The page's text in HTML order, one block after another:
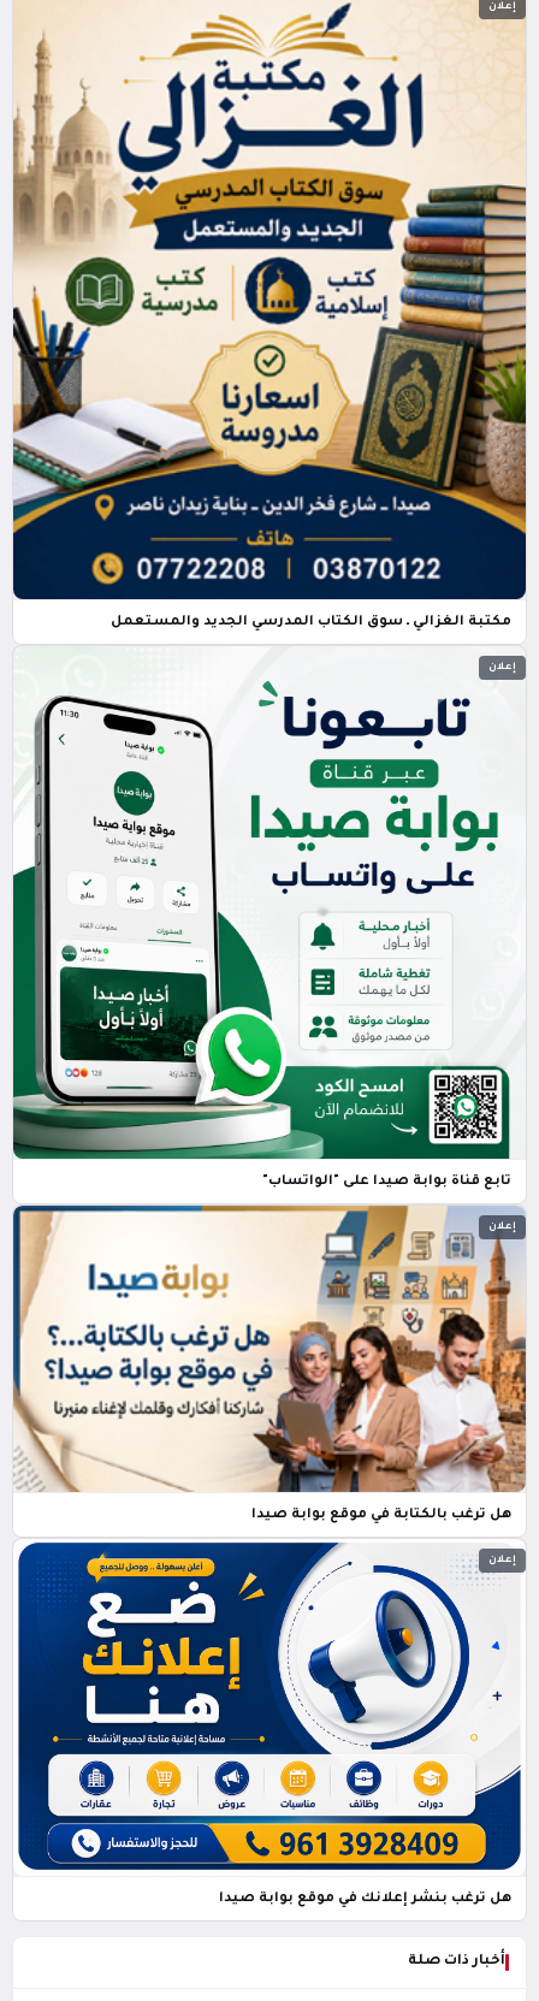
إعلان
مكتبة الغزالي ـ سوق الكتاب المدرسي الجديد والمستعمل
إعلان
تابع قناة بوابة صيدا على "الواتساب"
إعلان
هل ترغب بالكتابة في موقع بوابة صيدا
إعلان
هل ترغب بنشر إعلانك في موقع بوابة صيدا
أخبار ذات صلة